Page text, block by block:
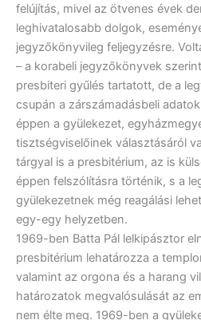
felújítás, mivel az ötvenes évek
leghivatalosabb dolgok,
jegyzőkönyvileg feljegyzésre.
– a korabeli jegyzőkönyvek
presbiteri gyűlés tartatott, de a
csupán a zárszámadásbeli
éppen a gyülekezet,
tisztségviselőinek választásáról
tárgyal is a presbitérium, az is
éppen felszólításra történik, s a
gyülekezetnek még reagálási
egy-egy helyzetben.
1969-ben Batta Pál lelkipásztor
presbitérium lehatározza a
valamint az orgona és a harang
határozatok megvalósulását az
nem élte meg. 1969-ben a